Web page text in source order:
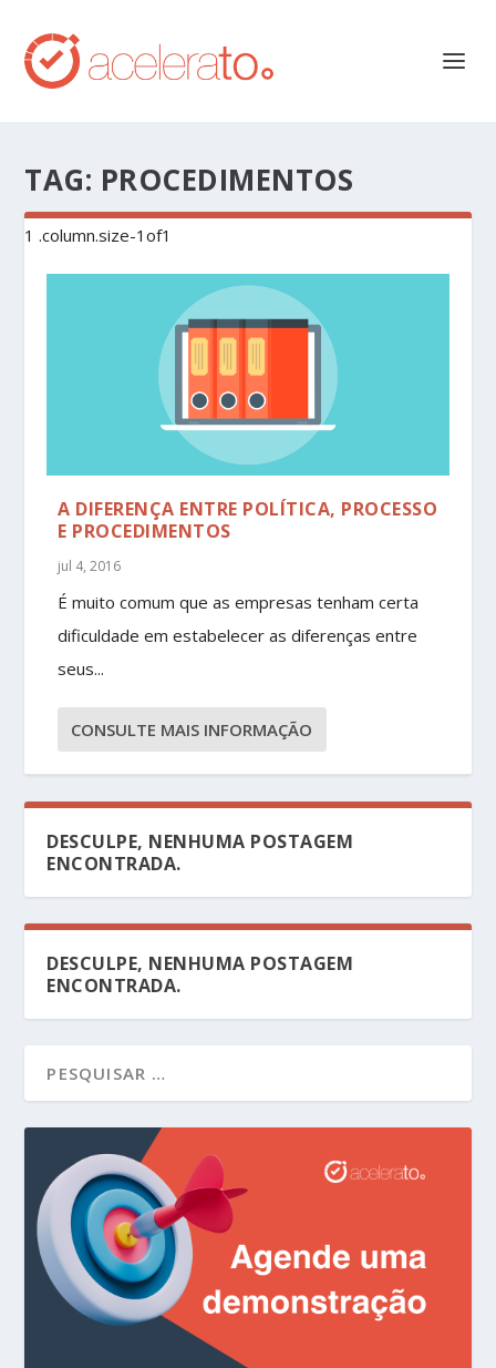
TAG: PROCEDIMENTOS
A DIFERENÇA ENTRE POLÍTICA, PROCESSO
E PROCEDIMENTOS
jul 4, 2016
É muito comum que as empresas tenham certa
dificuldade em estabelecer as diferenças entre
seus...
CONSULTE MAIS INFORMAÇÃO
DESCULPE, NENHUMA POSTAGEM
ENCONTRADA.
DESCULPE, NENHUMA POSTAGEM
ENCONTRADA.